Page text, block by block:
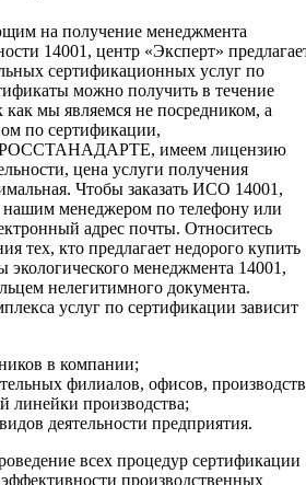
на получение менеджмента
14001, центр «Эксперт»
сертификационных услуг по
можно получить в течение
как мы являемся не посредником, а
по сертификации,
РОССТАНАДАРТЕ, имеем лицензию
цена услуги получения
Чтобы заказать ИСО 14001,
нашим менеджером по телефону или
адрес почты. Относитесь
тех, кто предлагает недорого купить
экологического менеджмента 14001,
нелегитимного документа.
услуг по сертификации зависит
в компании;
филиалов, офисов,
линейки производства;
деятельности предприятия.
всех процедур сертификации
производственных